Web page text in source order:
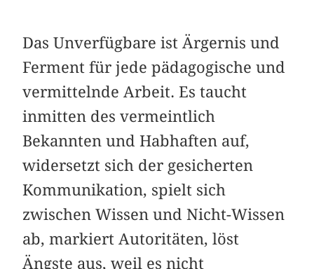
Das Unverfügbare ist Ärgernis und
Ferment für jede pädagogische und
vermittelnde Arbeit. Es taucht
inmitten des vermeintlich
Bekannten und Habhaften auf,
widersetzt sich der gesicherten
Kommunikation, spielt sich
zwischen Wissen und Nicht-Wissen
ab, markiert Autoritäten, löst
Ängste aus, weil es nicht